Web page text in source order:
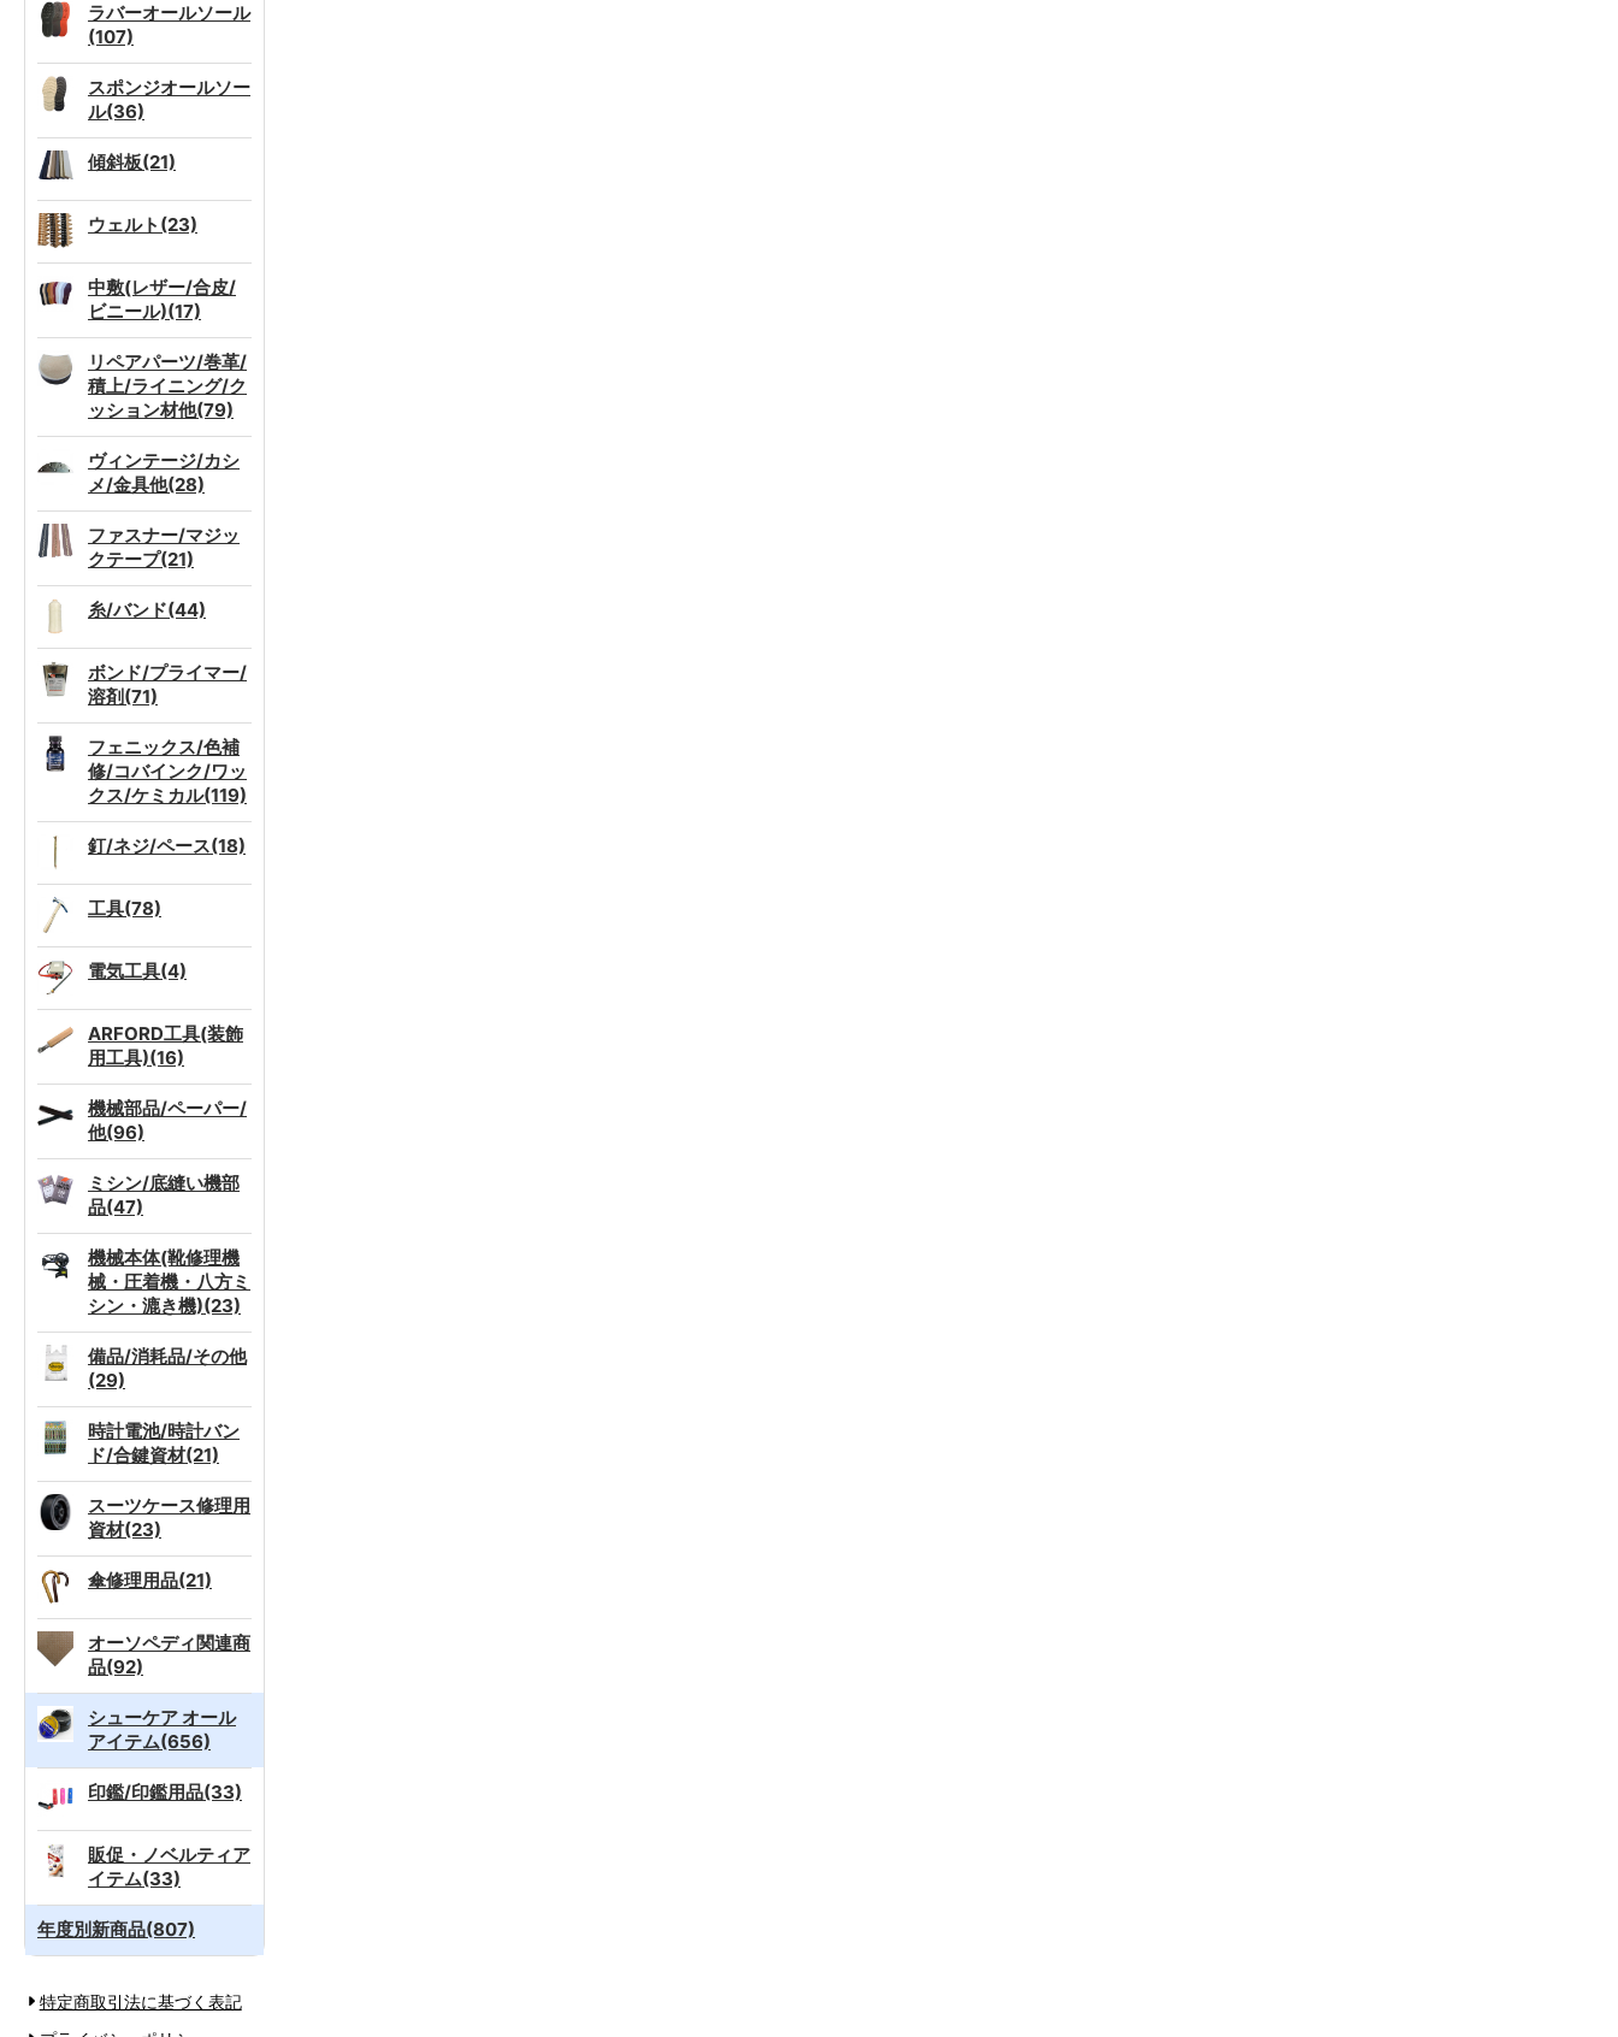
ラバーオールソール
(107)
スポンジオールソー
ル(36)
傾斜板(21)
ウェルト(23)
中敷(レザー/合皮/
ビニール)(17)
リペアパーツ/巻革/
積上/ライニング/ク
ッション材他(79)
ヴィンテージ/カシ
メ/金具他(28)
ファスナー/マジッ
クテープ(21)
糸/バンド(44)
ボンド/プライマー/
溶剤(71)
フェニックス/色補
修/コバインク/ワッ
クス/ケミカル(119)
釘/ネジ/ペース(18)
工具(78)
電気工具(4)
ARFORD工具(装飾
用工具)(16)
機械部品/ペーパー/
他(96)
ミシン/底縫い機部
品(47)
機械本体(靴修理機
械・圧着機・八方ミ
シン・漉き機)(23)
備品/消耗品/その他
(29)
時計電池/時計バン
ド/合鍵資材(21)
スーツケース修理用
資材(23)
傘修理用品(21)
オーソペディ関連商
品(92)
シューケア オール
アイテム(656)
印鑑/印鑑用品(33)
販促・ノベルティア
イテム(33)
年度別新商品(807)
特定商取引法に基づく表記